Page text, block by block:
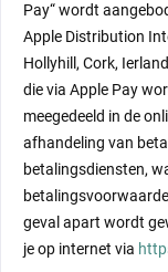
Pay“ wordt
Apple Distribution
Hollyhill, Cork,
die via Apple Pay
meegedeeld in de
afhandeling van
betalingsdiensten,
geval apart wordt
je op internet via